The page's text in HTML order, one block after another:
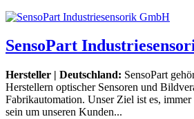
SensoPart
Hersteller | Deutschland: SensoPart
Herstellern optischer Sensoren und
Fabrikautomation. Unser Ziel ist es,
sein um unseren Kunden...